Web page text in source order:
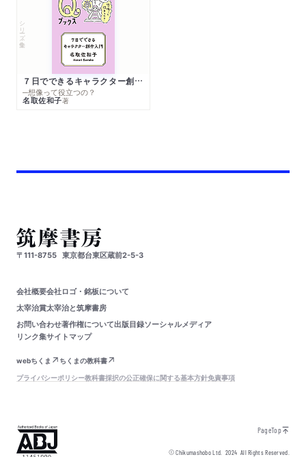
シリーズ・全集
７日でできるキャラクター創作入門
─想像って役立つの？
名取佐和子著
〒111-8755 東京都台東区蔵前2-5-3
会社概要会社ロゴ・銘板について
太宰治賞太宰治と筑摩書房
お問い合わせ著作権について出版目録ソーシャルメディア
リンク集サイトマップ
webちくま
ちくまの教科書
プライバシーポリシー教科書採択の公正確保に関する基本方針免責事項
PageTop
© Chikumashobo Ltd.2024 All Rights Reserved.